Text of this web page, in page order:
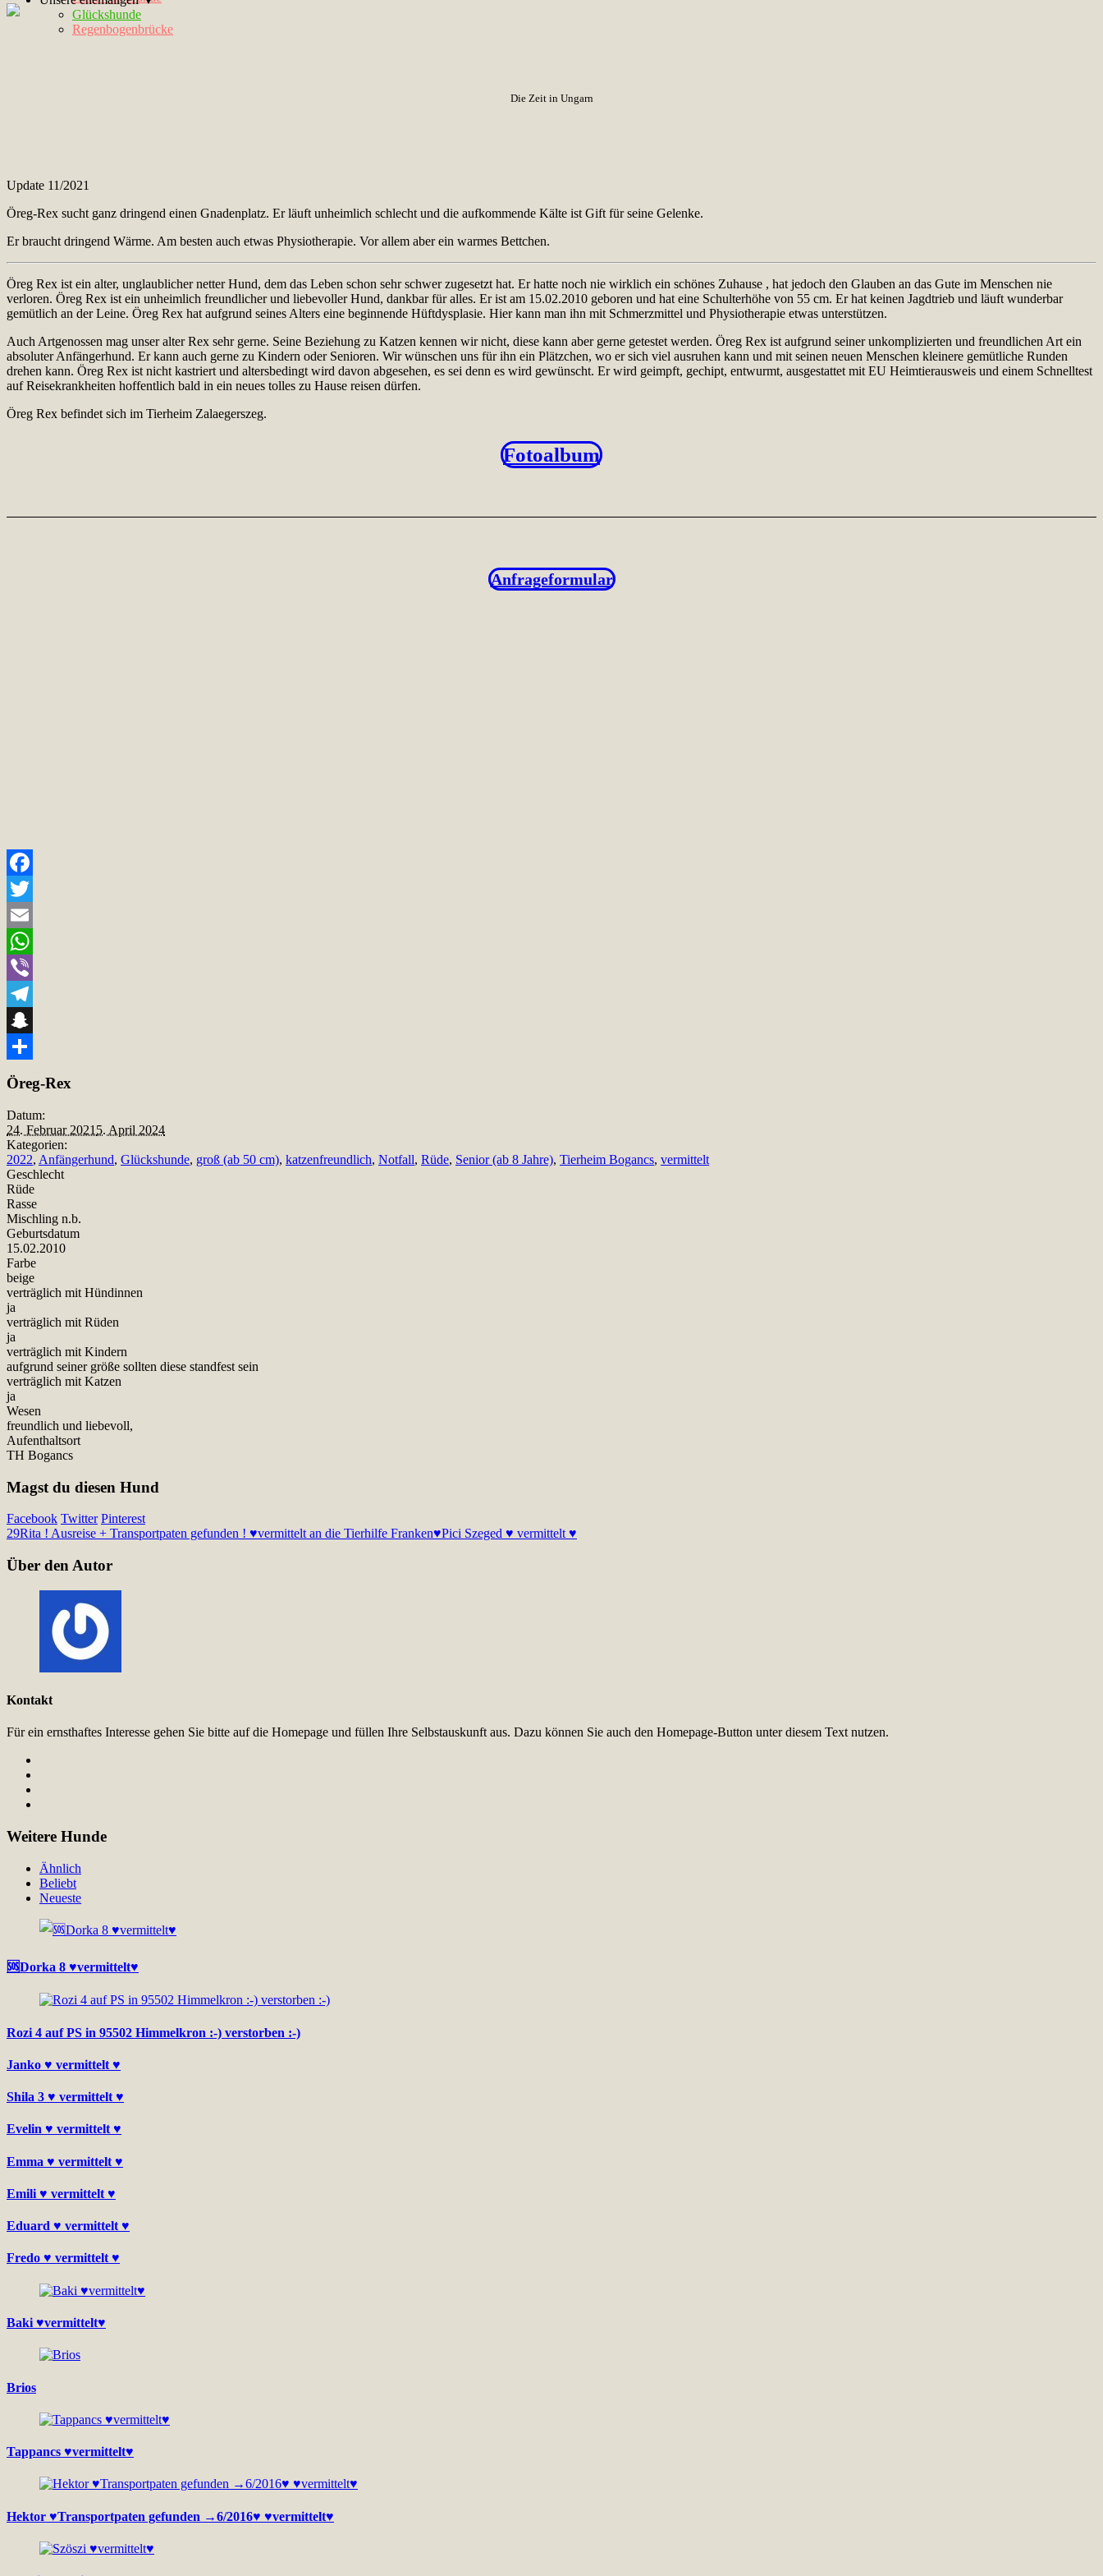
Glückshunde
Regenbogenbrücke
Die Zeit in Ungarn
Update 11/2021
Öreg-Rex sucht ganz dringend einen Gnadenplatz. Er läuft unheimlich schlecht und die aufkommende Kälte ist Gift für seine Gelenke.
Er braucht dringend Wärme. Am besten auch etwas Physiotherapie. Vor allem aber ein warmes Bettchen.
Öreg Rex ist ein alter, unglaublicher netter Hund, dem das Leben schon sehr schwer zugesetzt hat. Er hatte noch nie wirklich ein schönes Zuhause , hat jedoch den Glauben an das Gute im Menschen nie
verloren. Öreg Rex ist ein unheimlich freundlicher und liebevoller Hund, dankbar für alles. Er ist am 15.02.2010 geboren und hat eine Schulterhöhe von 55 cm. Er hat keinen Jagdtrieb und läuft wunderbar
gemütlich an der Leine. Öreg Rex hat aufgrund seines Alters eine beginnende Hüftdysplasie. Hier kann man ihn mit Schmerzmittel und Physiotherapie etwas unterstützen.
Auch Artgenossen mag unser alter Rex sehr gerne. Seine Beziehung zu Katzen kennen wir nicht, diese kann aber gerne getestet werden. Öreg Rex ist aufgrund seiner unkomplizierten und freundlichen Art ein
absoluter Anfängerhund. Er kann auch gerne zu Kindern oder Senioren. Wir wünschen uns für ihn ein Plätzchen, wo er sich viel ausruhen kann und mit seinen neuen Menschen kleinere gemütliche Runden
drehen kann. Öreg Rex ist nicht kastriert und altersbedingt wird davon abgesehen, es sei denn es wird gewünscht. Er wird geimpft, gechipt, entwurmt, ausgestattet mit EU Heimtierausweis und einem Schnelltest
auf Reisekrankheiten hoffentlich bald in ein neues tolles zu Hause reisen dürfen.
Öreg Rex befindet sich im Tierheim Zalaegerszeg.
Fotoalbum
Anfrageformular
Facebook
Twitter
Email
WhatsApp
Viber
Telegram
Snapchat
Teilen
Öreg-Rex
Datum:
24. Februar 2021 5. April 2024
Kategorien:
2022, Anfängerhund, Glückshunde, groß (ab 50 cm), katzenfreundlich, Notfall, Rüde, Senior (ab 8 Jahre), Tierheim Bogancs, vermittelt
Geschlecht
Rüde
Rasse
Mischling n.b.
Geburtsdatum
15.02.2010
Farbe
beige
verträglich mit Hündinnen
ja
verträglich mit Rüden
ja
verträglich mit Kindern
aufgrund seiner größe sollten diese standfest sein
verträglich mit Katzen
ja
Wesen
freundlich und liebevoll,
Aufenthaltsort
TH Bogancs
Magst du diesen Hund
Facebook Twitter Pinterest
29Rita ! Ausreise + Transportpaten gefunden ! ♥vermittelt an die Tierhilfe Franken♥Pici Szeged ♥ vermittelt ♥
Über den Autor
Kontakt
Für ein ernsthaftes Interesse gehen Sie bitte auf die Homepage und füllen Ihre Selbstauskunft aus. Dazu können Sie auch den Homepage-Button unter diesem Text nutzen.
Weitere Hunde
Ähnlich
Beliebt
Neueste
🆘Dorka 8 ♥vermittelt♥
Rozi 4 auf PS in 95502 Himmelkron :-) verstorben :-)
Janko ♥ vermittelt ♥
Shila 3 ♥ vermittelt ♥
Evelin ♥ vermittelt ♥
Emma ♥ vermittelt ♥
Emili ♥ vermittelt ♥
Eduard ♥ vermittelt ♥
Fredo ♥ vermittelt ♥
Baki ♥vermittelt♥
Brios
Tappancs ♥vermittelt♥
Hektor ♥Transportpaten gefunden →6/2016♥ ♥vermittelt♥